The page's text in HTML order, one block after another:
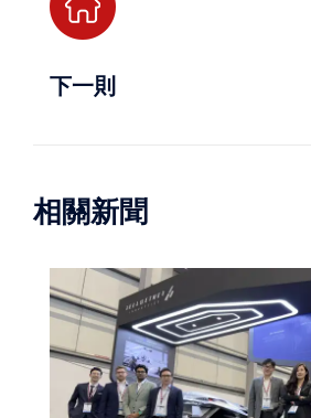
下一則
相關新聞